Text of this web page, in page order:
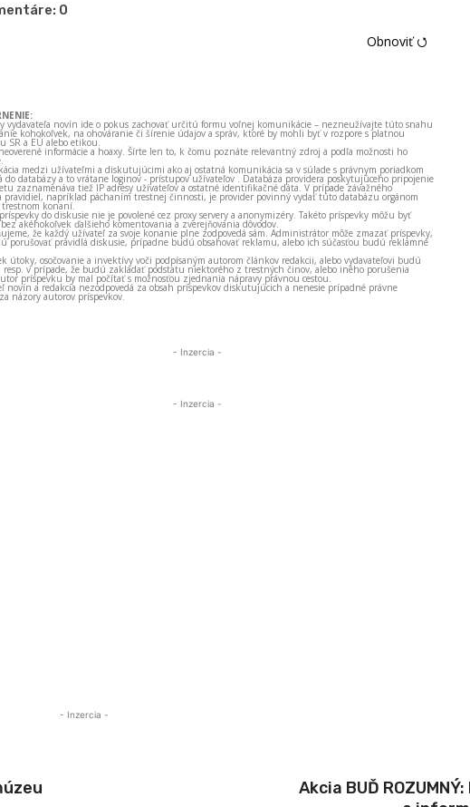
0
Obnoviť ⭯
vydavateľa novín ide o pokus zachovať určitú formu voľnej komunikácie – nezneužívajte túto snahu
kohokoľvek, na ohováranie či šírenie údajov a správ, ktoré by mohli byť v rozpore s platnou
SR a EÚ alebo etikou.
informácie a hoaxy. Šírte len to, k čomu poznáte relevantný zdroj a podľa možnosti ho
medzi užívateľmi a diskutujúcimi ako aj ostatná komunikácia sa v súlade s právnym poriadkom
do databázy a to vrátane loginov - prístupov užívateľov . Databáza providera poskytujúceho pripojenie
zaznamenáva tiež IP adresy užívateľov a ostatné identifikačné dáta. V prípade závažného
pravidiel, napríklad páchaním trestnej činnosti, je provider povinný vydať túto databázu orgánom
konaní.
do diskusie nie je povolené cez proxy servery a anonymizéry. Takéto príspevky môžu byť
akéhokoľvek ďalšieho komentovania a zverejňovania dôvodov.
že každý užívateľ za svoje konanie plne zodpovedá sám. Administrátor môže zmazať príspevky,
porušovať pravidlá diskusie, prípadne budú obsahovať reklamu, alebo ich súčasťou budú reklamné
útoky, osočovanie a invektívy voči podpísaným autorom článkov redakcii, alebo vydavateľovi budú
resp. v prípade, že budú zakladať podstatu niektorého z trestných činov, alebo iného porušenia
príspevku by mal počítať s možnosťou zjednania nápravy právnou cestou.
novín a redakcia nezodpovedá za obsah príspevkov diskutujúcich a nenesie prípadné právne
názory autorov príspevkov.
- Inzercia -
- Inzercia -
- Inzercia -
Akcia BUĎ